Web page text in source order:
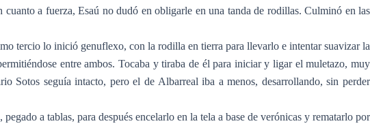
a fuerza, Esaú no dudó en obligarle en una tanda de rodillas. Culminó en las
tercio lo inició genuflexo, con la rodilla en tierra para llevarlo e intentar suavizar la
entre ambos. Tocaba y tiraba de él para iniciar y ligar el muletazo, muy
Sotos seguía intacto, pero el de Albarreal iba a menos, desarrollando, sin perder
a tablas, para después encelarlo en la tela a base de verónicas y rematarlo por